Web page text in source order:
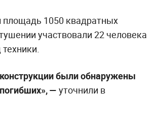
площадь 1050 квадратных
участвовали 22 человека
были обнаружены
— уточнили в